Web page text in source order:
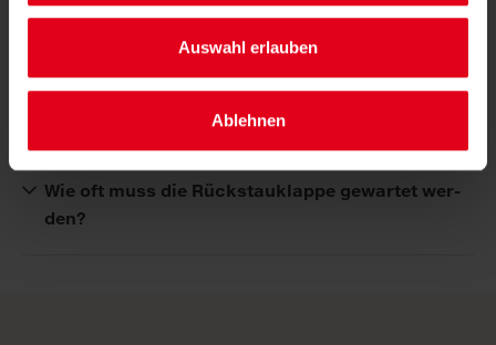
Auswahl erlauben
Ablehnen
Wie viel Wasser wird bei einer Kanalreinigung
Wer ist für die War­tung des Ka­nals zu­stän­dig?
Wie oft muss die Rück­stau­klap­pe ge­war­tet wer­
den?